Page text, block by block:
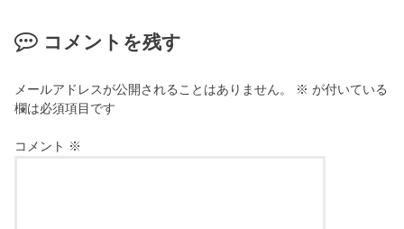
コメントを残す
メールアドレスが公開されることはありません。 ※ が付いている
欄は必須項目です
コメント ※